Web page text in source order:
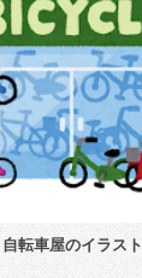
自転車屋のイラスト